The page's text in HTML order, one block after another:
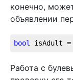
конечно,
объявлении
bool isAdult =
Работа с